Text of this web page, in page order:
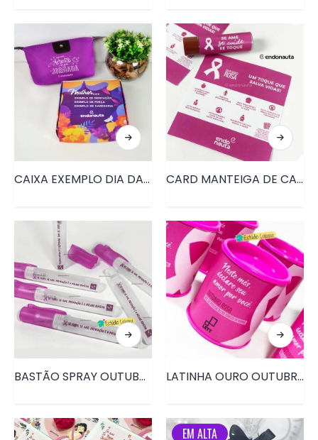
CAIXA EXEMPLO DIA DA MULHER • PRD052 CARD MANTEIGA DE CACAU OUTUBRO ROSA • PRD135
BASTÃO SPRAY OUTUBRO ROSA • PRD158 LATINHA OURO OUTUBRO ROSA • PRD146
EM ALTA